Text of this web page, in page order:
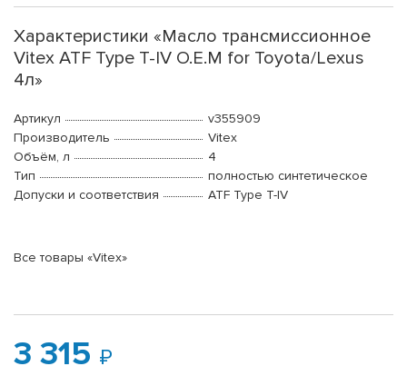
Характеристики «Масло трансмиссионное
Vitex ATF Type T-IV O.E.M for Toyota/Lexus
4л»
Артикул
v355909
Производитель
Vitex
Объём, л
4
Тип
полностью синтетическое
Допуски и соответствия
ATF Type Т-IV
Все товары «Vitex»
3 315